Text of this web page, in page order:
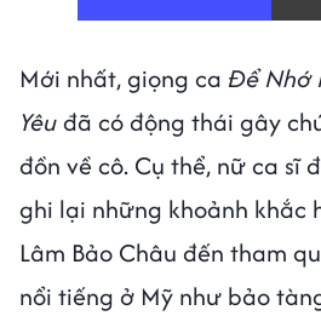
Mới nhất, giọng ca Để Nhớ
Yêuđã có động thái gây
đồn về cô. Cụ thể, nữ ca sĩ
ghi lại những khoảnh khắc
Lâm Bảo Châu đến tham
nổi tiếng ở Mỹ như bảo